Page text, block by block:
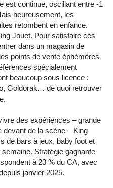
est continue, oscillant entre -1
heureusement, les
retombent en enfance.
Jouet. Pour satisfaire ces
dans un magasin de
points de vente éphémères
spécialement
beaucoup sous licence :
Goldorak… de quoi retrouver
des expériences – grande
devant de la scène – King
de bars à jeux, baby foot et
Stratégie gagnante
à 23 % du CA, avec
janvier 2025.